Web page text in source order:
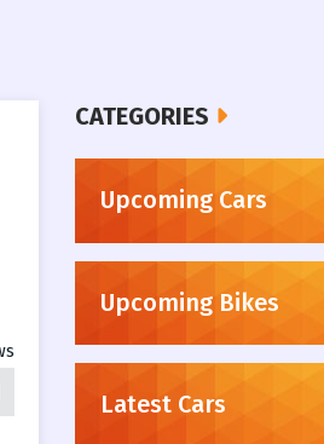
CATEGORIES
Upcoming Cars
Upcoming Bikes
Latest Cars